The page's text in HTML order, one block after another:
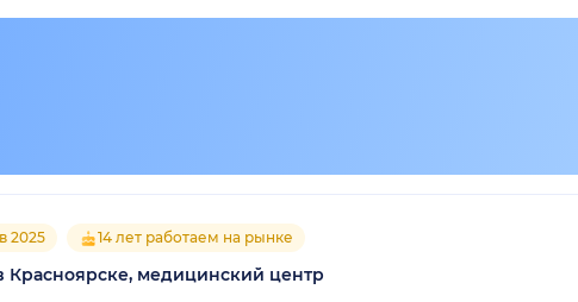
2025 14 лет работаем на рынке
Красноярске, медицинский центр